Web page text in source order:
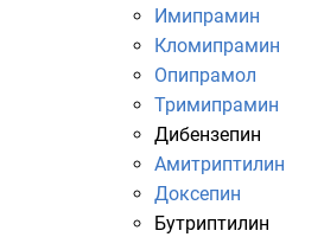
Имипрамин
Кломипрамин
Опипрамол
Тримипрамин
Дибензепин
Амитриптилин
Доксепин
Бутриптилин